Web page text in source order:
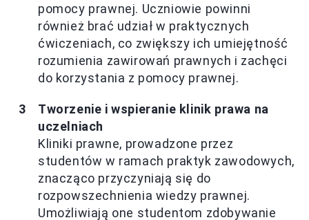
pomocy prawnej. Uczniowie powinni
również brać udział w praktycznych
ćwiczeniach, co zwiększy ich umiejętność
rozumienia zawirowań prawnych i zachęci
do korzystania z pomocy prawnej.
Tworzenie i wspieranie klinik prawa na
uczelniach
Kliniki prawne, prowadzone przez
studentów w ramach praktyk zawodowych,
znacząco przyczyniają się do
rozpowszechnienia wiedzy prawnej.
Umożliwiają one studentom zdobywanie